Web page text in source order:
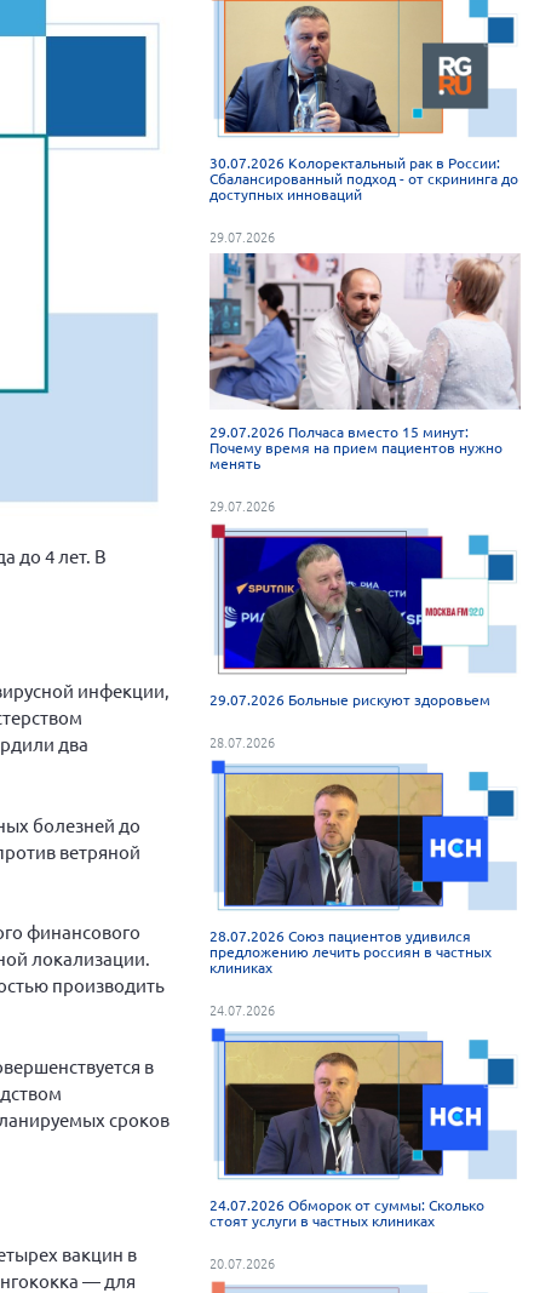
до 4 лет. В
инфекции,
два
болезней до
ветряной
финансового
локализации.
производить
в
сроков
вакцин в
— для
30.07.2026 Колоректальный рак в России:
Сбалансированный подход - от скрининга до
доступных инноваций
29.07.2026
29.07.2026 Полчаса вместо 15 минут:
Почему время на прием пациентов нужно
менять
29.07.2026
29.07.2026 Больные рискуют здоровьем
28.07.2026
28.07.2026 Союз пациентов удивился
предложению лечить россиян в частных
клиниках
24.07.2026
24.07.2026 Обморок от суммы: Сколько
стоят услуги в частных клиниках
20.07.2026